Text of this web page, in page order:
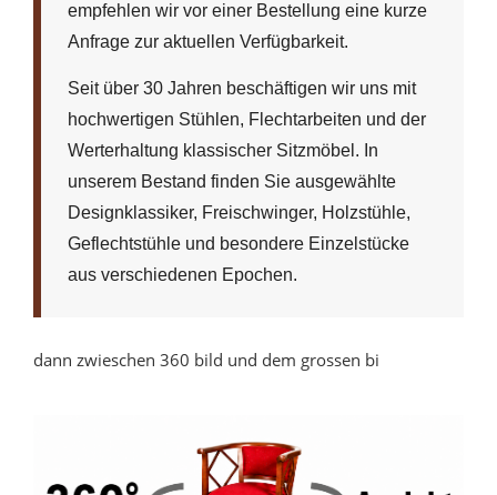
empfehlen wir vor einer Bestellung eine kurze
Anfrage zur aktuellen Verfügbarkeit.
Seit über 30 Jahren beschäftigen wir uns mit
hochwertigen Stühlen, Flechtarbeiten und der
Werterhaltung klassischer Sitzmöbel. In
unserem Bestand finden Sie ausgewählte
Designklassiker, Freischwinger, Holzstühle,
Geflechtstühle und besondere Einzelstücke
aus verschiedenen Epochen.
dann zwieschen 360 bild und dem grossen bi